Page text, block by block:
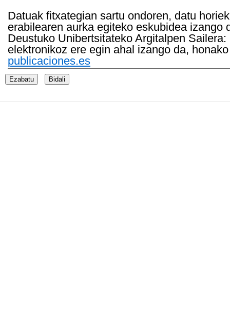
Datuak fitxategian sartu ondoren, datu
erabilearen aurka egiteko eskubidea
Deustuko Unibertsitateko Argitalpen
elektronikoz ere egin ahal izango da,
publicaciones.es
Ezabatu Bidali